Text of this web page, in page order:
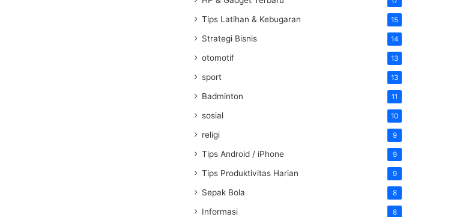
Tips Latihan & Kebugaran 15
Strategi Bisnis 14
otomotif 13
sport 13
Badminton 11
sosial 10
religi 9
Tips Android / iPhone 9
Tips Produktivitas Harian 9
Sepak Bola 8
Informasi 8